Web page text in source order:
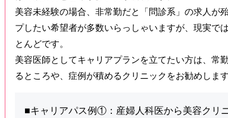
美容未経験の場合、非常勤だと「問診系」の求人が
プしたい希望者が多数いらっしゃいますが、現実で
とんどです。
美容医師としてキャリアプランを立てたい方は、常
るところや、症例が積めるクリニックをお勧めします
■キャリアパス例①：産婦人科医から美容クリ